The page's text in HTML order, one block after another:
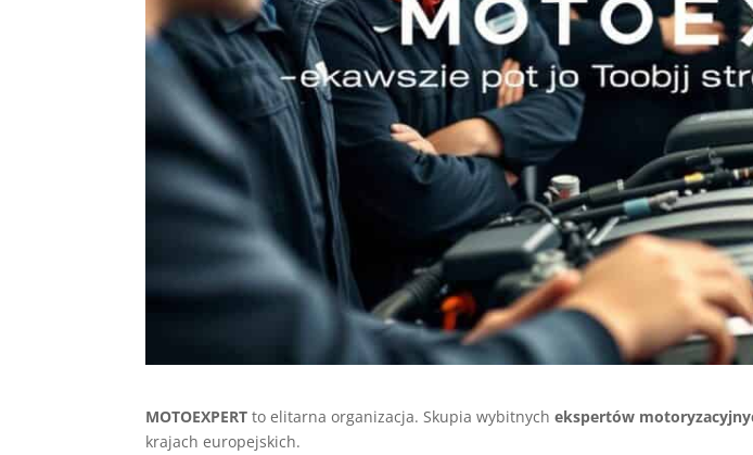
MOTOEXPERT to elitarna organizacja. Skupia wybitnychekspertów
krajach europejskich.